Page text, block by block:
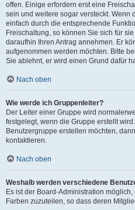
offen. Einige erfordern erst eine
sein und weitere sogar versteckt. Wenn
einfach durch die entsprechende
Freischaltung, so können Sie sich für
daraufhin Ihren Antrag annehmen. Er
aufgenommen werden möchten. Bitte
Sie ablehnt, er wird einen Grund dafür
Nach oben
Wie werde ich Gruppenleiter?
Der Leiter einer Gruppe wird
festgelegt, wenn die Gruppe erstellt
Benutzergruppe erstellen möchten,
kontaktieren.
Nach oben
Weshalb werden verschiedene
Es ist der Board-Administration
Farben zuzuteilen, so dass deren